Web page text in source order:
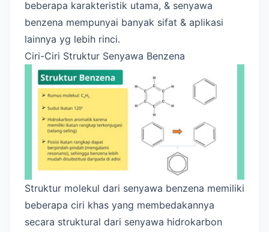
beberapa karakteristik utama, & senyawa
benzena mempunyai banyak sifat & aplikasi
lainnya yg lebih rinci.
Ciri-Ciri Struktur Senyawa Benzena
Struktur molekul dari senyawa benzena memiliki
beberapa ciri khas yang membedakannya
secara struktural dari senyawa hidrokarbon